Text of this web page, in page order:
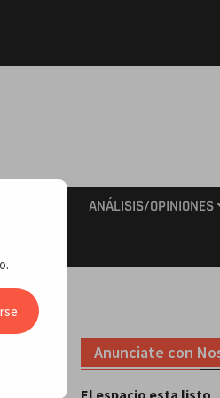
ANÁLISIS/OPINIONES
Anunciate con
El espacio esta listo